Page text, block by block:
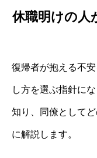
休職明けの人
復帰者が抱える不
し方を選ぶ指針に
知り、同僚として
に解説します。